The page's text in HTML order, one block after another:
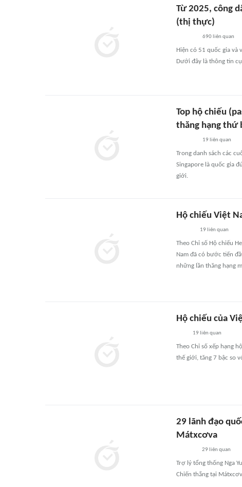
Từ 2025, công
(thị thực)
690 liên quan
Hiện có 51 quốc gia và
Dưới đây là thông tin
Top hộ chiếu
thăng hạng thứ
19 liên quan
Trong danh sách các
Singapore là quốc gia
giới.
Hộ chiếu Việt
19 liên quan
Theo Chỉ số Hộ chiếu
Nam đã có bước tiến
những lần thăng hạng
Hộ chiếu của
19 liên quan
Theo Chỉ số xếp hạng
thế giới, tăng 7 bậc so
29 lãnh đạo
Mátxcơva
29 liên quan
Trợ lý tổng thống Nga
Chiến thắng tại